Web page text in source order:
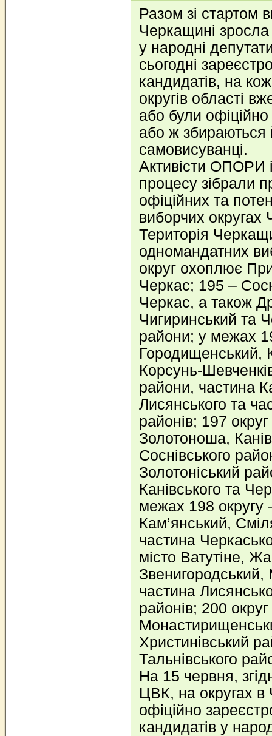
Разом зі стартом
Черкащині зросла
у народні
сьогодні
кандидатів, на
округів області
або були офіційно
або ж збираються
самовисуванці.
Активісти ОПОРИ
процесу зібрали
офіційних та
виборчих округах
Територія
одномандатних
округ охоплює
Черкас; 195 –
Черкас, а також
Чигиринський та
райони; у межах
Городищенський,
Корсунь-
райони, частина
Лисянського та
районів; 197
Золотоноша,
Соснівського
Золотоніський
Канівського та
межах 198 округу
Кам’янський,
частина
місто Ватутіне,
Звенигородський,
частина
районів; 200
Христинівський
Тальнівського
На 15 червня,
ЦВК, на округах в
офіційно
кандидатів у